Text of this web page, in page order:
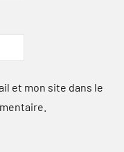
et mon site dans le